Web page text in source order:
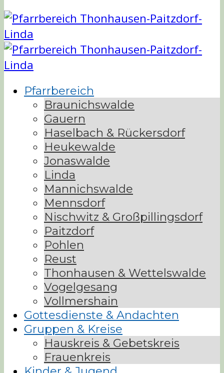
Pfarrbereich
Braunichswalde
Gauern
Haselbach & Rückersdorf
Heukewalde
Jonaswalde
Linda
Mannichswalde
Mennsdorf
Nischwitz & Großpillingsdorf
Paitzdorf
Pohlen
Reust
Thonhausen & Wettelswalde
Vogelgesang
Vollmershain
Gottesdienste & Andachten
Gruppen & Kreise
Hauskreis & Gebetskreis
Frauenkreis